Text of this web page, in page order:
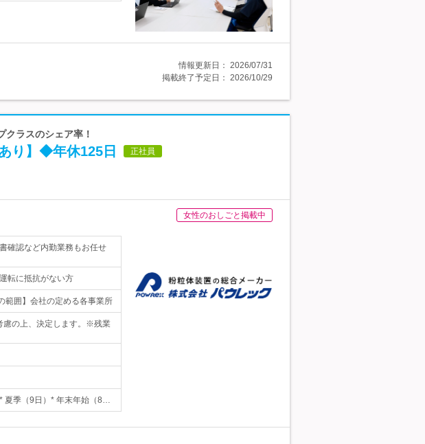
情報更新日： 2026/07/31
掲載終了予定日： 2026/10/29
ラスのシェア率！
り】◆年休125日 正社員
女性のおしごと掲載中
確認など内勤業務もお任せ
転に抵抗がない方
範囲】会社の定める各事業所
慮の上、決定します。※残業
夏季（9日）* 年末年始（8…